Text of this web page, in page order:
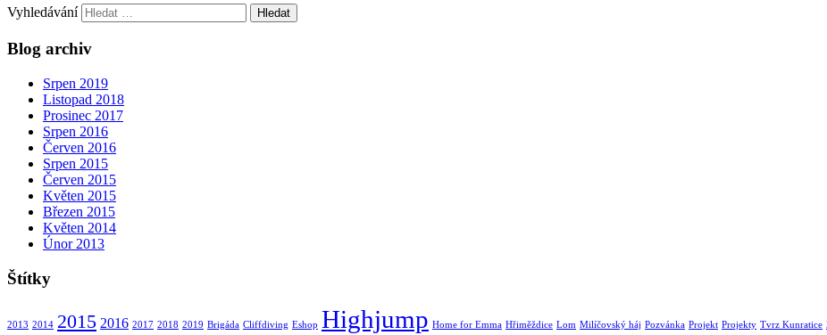
Vyhledávání
Blog archiv
Srpen 2019
Listopad 2018
Prosinec 2017
Srpen 2016
Červen 2016
Srpen 2015
Červen 2015
Květen 2015
Březen 2015
Květen 2014
Únor 2013
Štítky
2013 2014 2015 2016 2017 2018 2019 Brigáda Cliffdiving Eshop Highjump Home for Emma Hřiměždice Lom Milíčovský háj Pozvánka Projekt Projekty Tvrz Kunratice